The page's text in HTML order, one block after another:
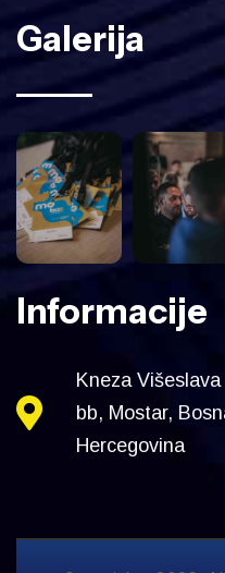
Galerija
Informacije
Kneza Višeslava
bb, Mostar,
Hercegovina